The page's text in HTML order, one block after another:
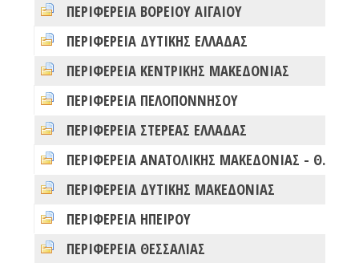
ΠΕΡΙΦΕΡΕΙΑ ΒΟΡΕΙΟΥ ΑΙΓΑΙΟΥ
ΠΕΡΙΦΕΡΕΙΑ ΔΥΤΙΚΗΣ ΕΛΛΑΔΑΣ
ΠΕΡΙΦΕΡΕΙΑ ΚΕΝΤΡΙΚΗΣ ΜΑΚΕΔΟΝΙΑΣ
ΠΕΡΙΦΕΡΕΙΑ ΠΕΛΟΠΟΝΝΗΣΟΥ
ΠΕΡΙΦΕΡΕΙΑ ΣΤΕΡΕΑΣ ΕΛΛΑΔΑΣ
ΠΕΡΙΦΕΡΕΙΑ ΑΝΑΤΟΛΙΚΗΣ ΜΑΚΕΔΟΝΙΑΣ - ΘΡΑΚΗΣ
ΠΕΡΙΦΕΡΕΙΑ ΔΥΤΙΚΗΣ ΜΑΚΕΔΟΝΙΑΣ
ΠΕΡΙΦΕΡΕΙΑ ΗΠΕΙΡΟΥ
ΠΕΡΙΦΕΡΕΙΑ ΘΕΣΣΑΛΙΑΣ